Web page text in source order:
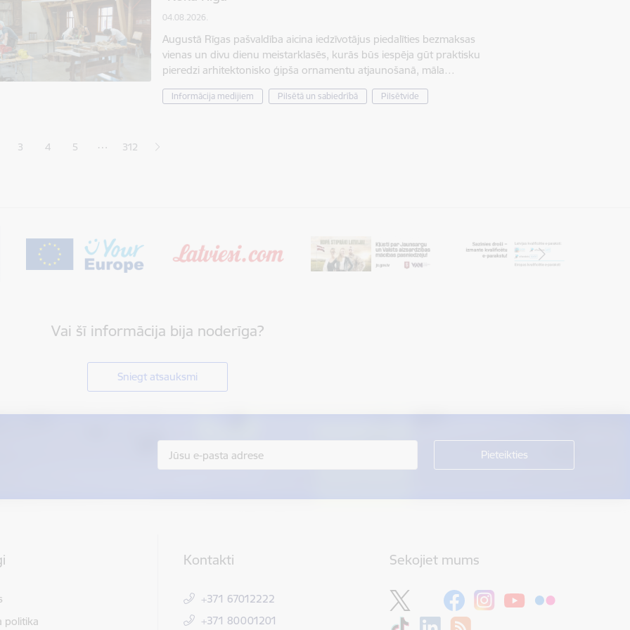
04.08.2026.
Augustā Rīgas pašvaldība aicina iedzīvotājus piedalīties bezmaksas
vienas un divu dienu meistarklasēs, kurās būs iespēja gūt praktisku
pieredzi arhitektonisko ģipša ornamentu atjaunošanā, māla…
Informācija medijiem Pilsētā un sabiedrībā Pilsētvide
lapaLapa
3 Lapa
4 Lapa
5 … 312
Vai šī informācija bija noderīga?
Sniegt atsauksmi
politika
Kontakti
+371 67012222
+371 80001201
Sekojiet mums